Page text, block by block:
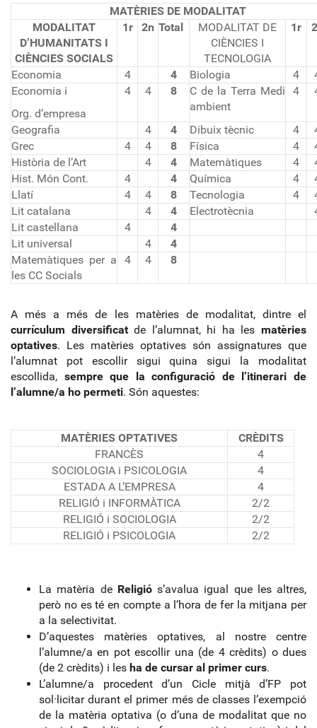
MATÈRIES DE MODALITAT
MODALITAT
D’HUMANITATS I
CIÈNCIES SOCIALS
1r 2n Total
MODALITAT DE
CIÈNCIES I
TECNOLOGIA
1r
Economia 4 4 Biologia 4
Economia i
Org. d’empresa
4 4 8
C de la Terra Medi
ambient
4
Geografia 4 4 Dibuix tècnic 4
Grec
4 4 8 Física 4
Història de l’Art
4 4 Matemàtiques 4
Hist. Món Cont.
4 4 Química 4
Llatí
4 4 8 Tecnologia 4
Lit catalana
4 4 Electrotècnia
Lit castellana
4
4
Lit universal
4
4
Matemàtiques per a
les CC Socials
4 4 8
A més a més de les matèries de modalitat, dintre el
currículum diversificatde l’alumnat, hi ha lesmatèries
optatives. Les matèries optatives són assignatures que
l’alumnat pot escollir sigui quina sigui la modalitat
escollida, sempre que la configuració de l’itinerari de
l’alumne/a ho permeti. Són aquestes:
MATÈRIES OPTATIVES
CRÈDITS
FRANCÈS
4
SOCIOLOGIA i PSICOLOGIA
4
ESTADA A L’EMPRESA
4
RELIGIÓ i INFORMÀTICA
2/2
RELIGIÓ i SOCIOLOGIA
2/2
RELIGIÓ i PSICOLOGIA
2/2
La matèria de Religiós’avalua igual que les altres,
però no es té en compte a l’hora de fer la mitjana per
a la selectivitat.
D’aquestes matèries optatives, al nostre centre
l’alumne/a en pot escollir una (de 4 crèdits) o dues
(de 2 crèdits) i les ha de cursar al primer curs.
L’alumne/a procedent d’un Cicle mitjà d’FP pot
sol·licitar durant el primer més de classes l’exempció
de la matèria optativa (o d’una de modalitat que no